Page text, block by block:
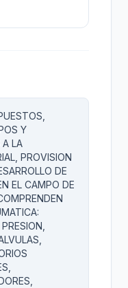
Y
A LA
PROVISION
DE
EL CAMPO DE